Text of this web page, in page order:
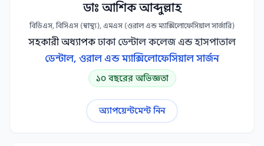
ডাঃ আশিক আব্দুল্লাহ
বিডিএস, বিসিএস (স্বাস্থ্য), এমএস (ওরাল এন্ড ম্যাক্সিলোফেসিয়াল সার্জারি)
সহকারী অধ্যাপক ঢাকা ডেন্টাল কলেজ এন্ড হাসপাতাল
ডেন্টাল, ওরাল এন্ড ম্যাক্সিলোফেসিয়াল সার্জন
১০ বছরের অভিজ্ঞতা
অ্যাপয়েন্টমেন্ট নিন